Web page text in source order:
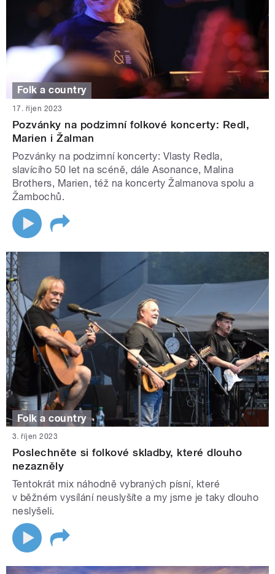
Folk a country
17. říjen 2023
Pozvánky na podzimní folkové koncerty: Redl,
Marien i Žalman
Pozvánky na podzimní koncerty: Vlasty Redla,
slavícího 50 let na scéně, dále Asonance, Malina
Brothers, Marien, též na koncerty Žalmanova spolu a
Žambochů.
Folk a country
3. říjen 2023
Poslechněte si folkové skladby, které dlouho
nezazněly
Tentokrát mix náhodně vybraných písní, které
v běžném vysílání neuslyšíte a my jsme je taky dlouho
neslyšeli.